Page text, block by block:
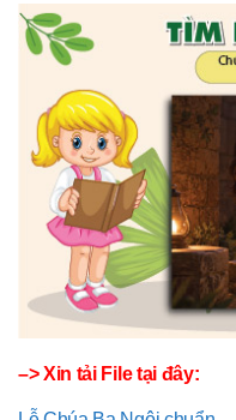
–> Xin tải File tại đây: